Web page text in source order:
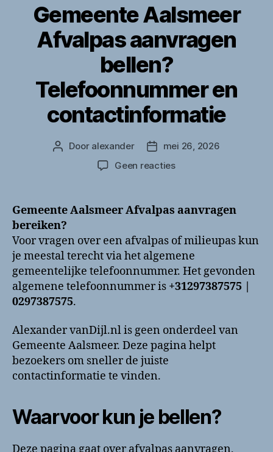
Gemeente Aalsmeer
Afvalpas aanvragen
bellen?
Telefoonnummer en
contactinformatie
Berichtauteur
Door alexander Berichtdatum
mei 26, 2026
Geen reactiesop
aanvragen
Telefoonnummer
en
contactinformatie
Gemeente Aalsmeer Afvalpas aanvragen
bereiken?
Voor vragen over een afvalpas of milieupas kun
je meestal terecht via het algemene
gemeentelijke telefoonnummer. Het gevonden
algemene telefoonnummer is +31297387575 |
0297387575.
Alexander vanDijl.nl is geen onderdeel van
Gemeente Aalsmeer. Deze pagina helpt
bezoekers om sneller de juiste
contactinformatie te vinden.
Waarvoor kun je bellen?